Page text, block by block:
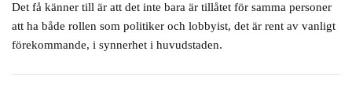
Det få känner till är att det inte bara är tillåtet för samma personer
att ha både rollen som politiker och lobbyist, det är rent av vanligt
förekommande, i synnerhet i huvudstaden.